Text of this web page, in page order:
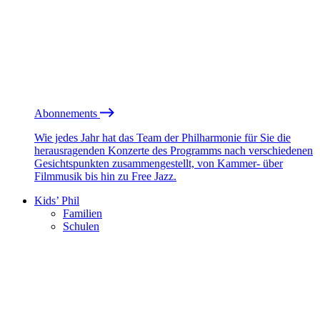
Abonnements
Wie jedes Jahr hat das Team der Philharmonie für Sie die
herausragenden Konzerte des Programms nach verschiedenen
Gesichtspunkten zusammengestellt, von Kammer- über
Filmmusik bis hin zu Free Jazz.
Kids’ Phil
Familien
Schulen